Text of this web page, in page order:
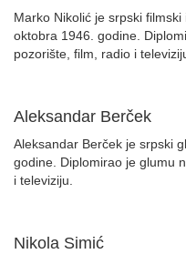
Marko Nikolić je srpski
oktobra 1946. godine.
pozorište, film, radio i
Aleksandar Berček
Aleksandar Berček je srpski
godine. Diplomirao je glumu
i televiziju.
Nikola Simić